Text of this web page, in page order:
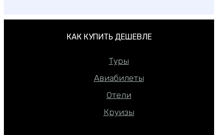
КАК КУПИТЬ ДЕШЕВЛЕ
Туры
Авиабилеты
Отели
Круизы